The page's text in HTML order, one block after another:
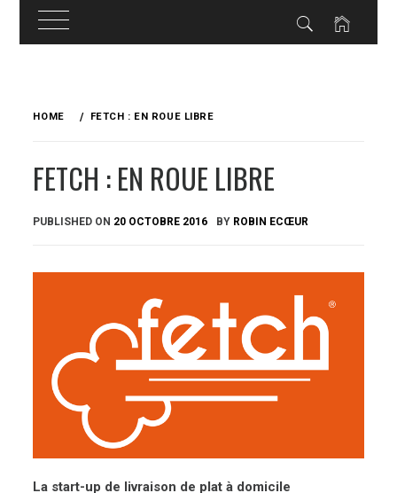
HOME FETCH : EN ROUE LIBRE
FETCH : EN ROUE LIBRE
PUBLISHED ON 20 OCTOBRE 2016 BY ROBIN ECŒUR
La start-up de livraison de plat à domicile